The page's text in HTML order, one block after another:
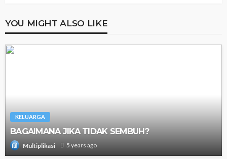
YOU MIGHT ALSO LIKE
KELUARGA
BAGAIMANA JIKA TIDAK SEMBUH?
Multiplikasi 5 years ago